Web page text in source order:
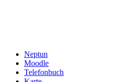
Neptun
Moodle
Telefonbuch